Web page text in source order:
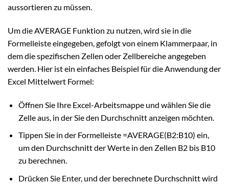
aussortieren zu müssen.
Um die AVERAGE Funktion zu nutzen, wird sie in die
Formelleiste eingegeben, gefolgt von einem Klammerpaar, in
dem die spezifischen Zellen oder Zellbereiche angegeben
werden. Hier ist ein einfaches Beispiel für die Anwendung der
Excel Mittelwert Formel:
Öffnen Sie Ihre Excel-Arbeitsmappe und wählen Sie die
Zelle aus, in der Sie den Durchschnitt anzeigen möchten.
Tippen Sie in der Formelleiste =AVERAGE(B2:B10) ein,
um den Durchschnitt der Werte in den Zellen B2 bis B10
zu berechnen.
Drücken Sie Enter, und der berechnete Durchschnitt wird